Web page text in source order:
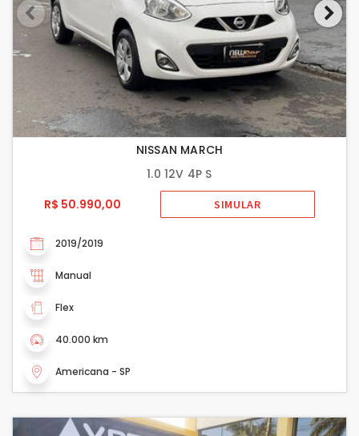
NISSAN MARCH
1.0 12V 4P S
R$ 50.990,00
SIMULAR
2019/2019
Manual
Flex
40.000 km
Americana - SP